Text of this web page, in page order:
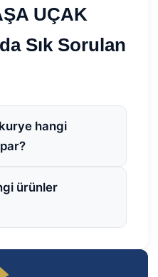
UÇAK
Sık Sorulan
hangi
ürünler